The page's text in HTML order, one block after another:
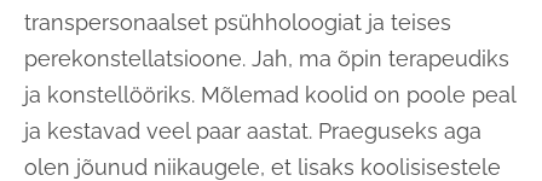
transpersonaalset psühholoogiat ja teises
perekonstellatsioone. Jah, ma õpin terapeudiks
ja konstellööriks. Mõlemad koolid on poole peal
ja kestavad veel paar aastat. Praeguseks aga
olen jõunud niikaugele, et lisaks koolisisestele